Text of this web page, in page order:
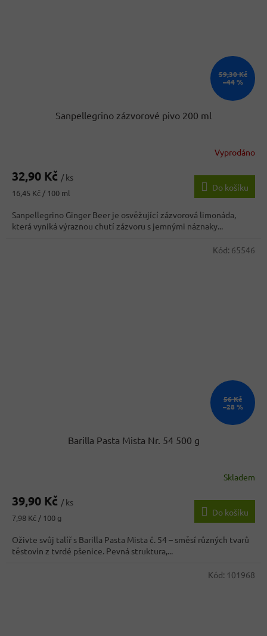
59,30 Kč
–44 %
Sanpellegrino zázvorové pivo 200 ml
Vyprodáno
32,90 Kč / ks
Měrná
16,45 Kč / 100 ml
Do košíku
Sanpellegrino Ginger Beer je osvěžující zázvorová limonáda,
která vyniká výraznou chutí zázvoru s jemnými náznaky...
56 Kč
–28 %
Barilla Pasta Mista Nr. 54 500 g
produktu
4,7
z
5
hvězdiček.
Skladem
39,90 Kč / ks
Měrná
7,98 Kč / 100 g
Do košíku
Oživte svůj talíř s Barilla Pasta Mista č. 54 – směsí různých tvarů
těstovin z tvrdé pšenice. Pevná struktura,...
Kód: 65546
Kód: 101968